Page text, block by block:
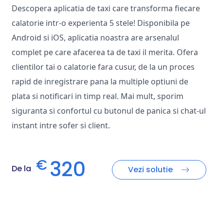
Descopera aplicatia de taxi care transforma fiecare
calatorie intr-o experienta 5 stele! Disponibila pe
Android si iOS, aplicatia noastra are arsenalul
complet pe care afacerea ta de taxi il merita. Ofera
clientilor tai o calatorie fara cusur, de la un proces
rapid de inregistrare pana la multiple optiuni de
plata si notificari in timp real. Mai mult, sporim
siguranta si confortul cu butonul de panica si chat-ul
instant intre sofer si client.
De la € 320 Vezi solutie